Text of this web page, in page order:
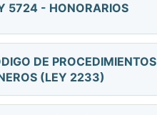
5724 - HONORARIOS
DE PROCEDIMIENTOS
(LEY 2233)